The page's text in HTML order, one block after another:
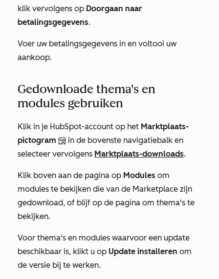
klik vervolgens op Doorgaan naar
betalingsgegevens.
Voer uw betalingsgegevens in en voltooi uw
aankoop.
Gedownloade thema's en
modules gebruiken
Klik in je HubSpot-account op het Marktplaats-
pictogram
in de bovenste navigatiebalk en
selecteer vervolgens Marktplaats-downloads.
Klik boven aan de pagina op Modules om
modules te bekijken die van de Marketplace zijn
gedownload, of blijf op de pagina om thema's te
bekijken.
Voor thema's en modules waarvoor een update
beschikbaar is, klikt u op Update installeren om
de versie bij te werken.